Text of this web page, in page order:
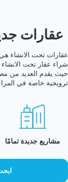
عقارات
عقارات تحت الانشاء
شراء عقار تحت الانشاء
حيث يقدم العديد من
ترويجية خاصة في
مشاريع جديدة تمامًا